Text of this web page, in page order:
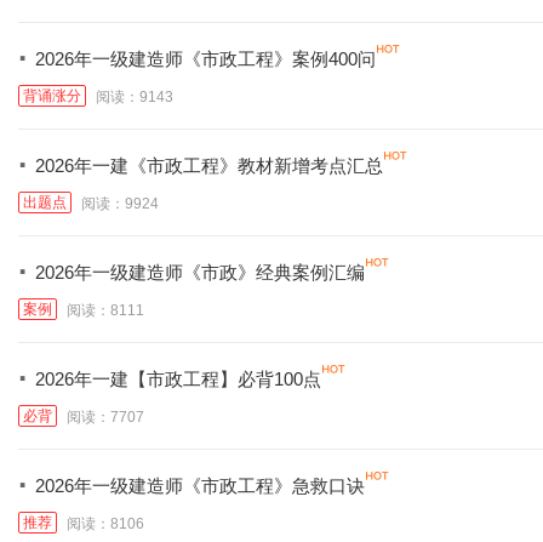
· 2026年一级建造师《市政工程》案例400问
背诵涨分 阅读：9143
· 2026年一建《市政工程》教材新增考点汇总
出题点 阅读：9924
· 2026年一级建造师《市政》经典案例汇编
案例 阅读：8111
· 2026年一建【市政工程】必背100点
必背 阅读：7707
· 2026年一级建造师《市政工程》急救口诀
推荐 阅读：8106